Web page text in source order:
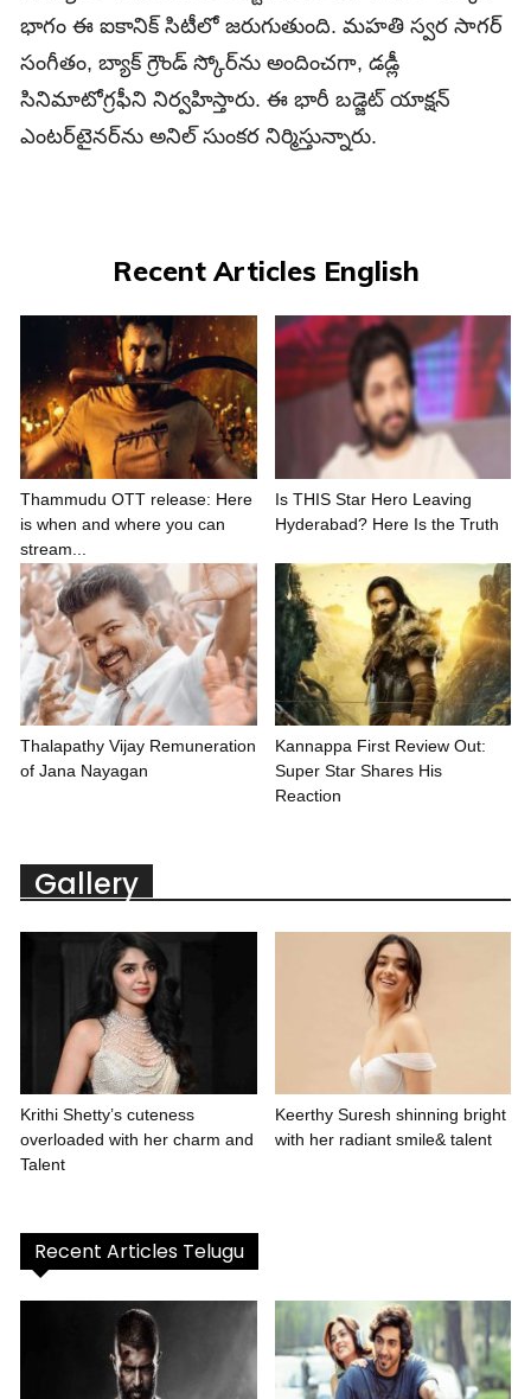
భాగం ఈ ఐకానిక్ సిటీలో జరుగుతుంది. మహతి స్వర సాగర్
సంగీతం, బ్యాక్ గ్రౌండ్ స్కోర్‌ను అందించగా, డడ్లీ
సినిమాటోగ్రఫీని నిర్వహిస్తారు. ఈ భారీ బడ్జెట్ యాక్షన్
ఎంటర్‌టైనర్‌ను అనిల్ సుంకర నిర్మిస్తున్నారు.
Recent Articles English
Thammudu OTT release: Here
is when and where you can
stream...
Is THIS Star Hero Leaving
Hyderabad? Here Is the Truth
Thalapathy Vijay Remuneration
of Jana Nayagan
Kannappa First Review Out:
Super Star Shares His
Reaction
Gallery
Krithi Shetty’s cuteness
overloaded with her charm and
Talent
Keerthy Suresh shinning bright
with her radiant smile& talent
Recent Articles Telugu